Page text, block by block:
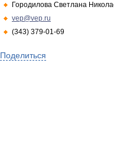
Городилова Светлана
vep@vep.ru
(343) 379-01-69
Поделиться